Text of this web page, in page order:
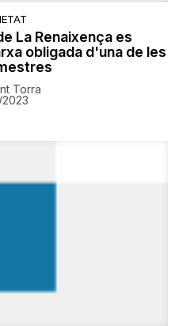
La Renaixença es
obligada d'una de les
Torra
2023